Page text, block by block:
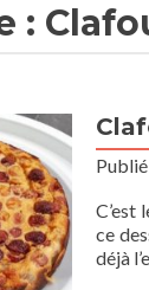
:
C’est
ce
déjà